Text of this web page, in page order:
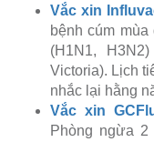
Vắc xin
bệnh cúm
(H1N1,
Victoria). Lịch
nhắc lại hằng
Vắc xin
Phòng ngừa 2